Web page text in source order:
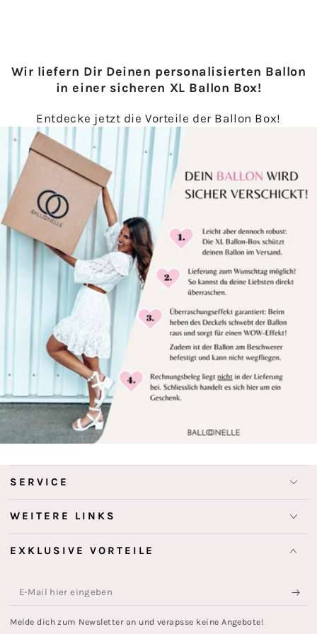
Wir liefern Dir Deinen personalisierten Ballon
in einer sicheren XL Ballon Box!
Entdecke jetzt die Vorteile der Ballon Box!
SERVICE
WEITERE LINKS
EXKLUSIVE VORTEILE
E-
Mail
Melde dich zum Newsletter an und verapsse keine Angebote!